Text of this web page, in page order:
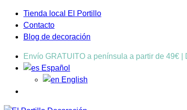
Tienda local El Portillo
Contacto
Blog de decoración
Envío GRATUITO a península a partir de 49€ |
Español
English